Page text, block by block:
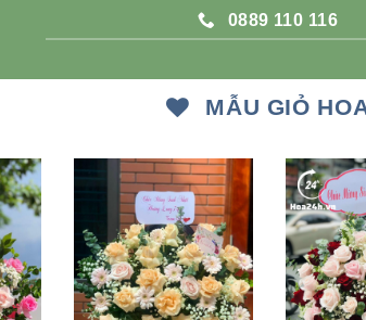
0889 110 116
MẪU GIỎ